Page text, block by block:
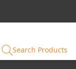
Search Products